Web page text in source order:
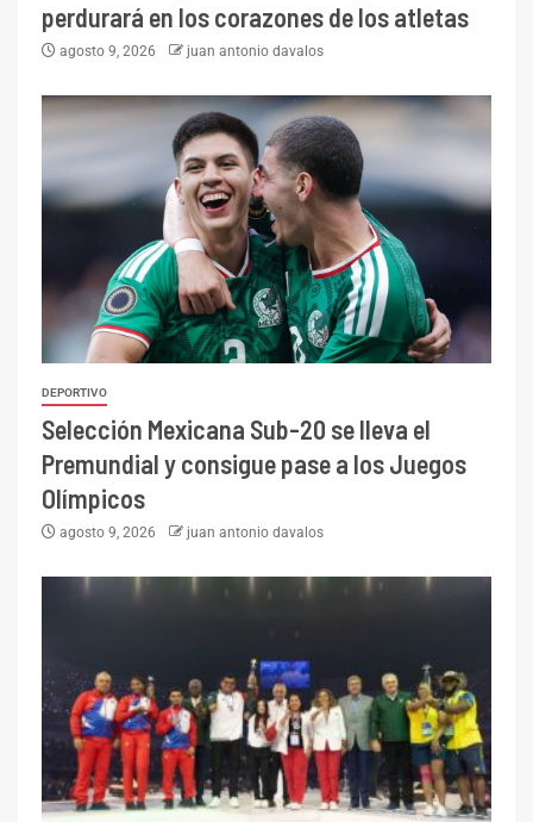
perdurará en los corazones de los atletas
agosto 9, 2026 juan antonio davalos
DEPORTIVO
Selección Mexicana Sub-20 se lleva el
Premundial y consigue pase a los Juegos
Olímpicos
agosto 9, 2026 juan antonio davalos